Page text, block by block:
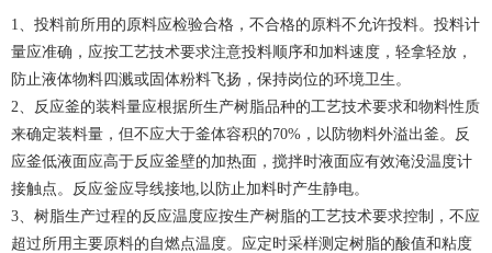
1、投料前所用的原料应检验合格，不合格的原料不允许投料。投料计
量应准确，应按工艺技术要求注意投料顺序和加料速度，轻拿轻放，
防止液体物料四溅或固体粉料飞扬，保持岗位的环境卫生。
2、反应釜的装料量应根据所生产树脂品种的工艺技术要求和物料性质
来确定装料量，但不应大于釜体容积的70%，以防物料外溢出釜。反
应釜低液面应高于反应釜壁的加热面，搅拌时液面应有效淹没温度计
接触点。反应釡应导线接地,以防止加料时产生静电。
3、树脂生产过程的反应温度应按生产树脂的工艺技术要求控制，不应
超过所用主要原料的自燃点温度。应定时采样测定树脂的酸值和粘度